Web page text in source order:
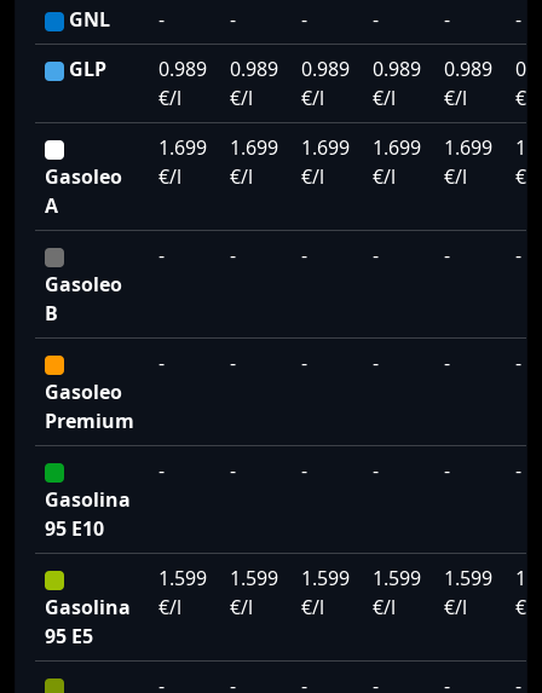
GNL
- - - - -
-
GLP
0.989
€/l
0.989
€/l
0.989
€/l
0.989
€/l
0.989
€/l
€/l
Gasoleo
A
1.699
€/l
1.699
€/l
1.699
€/l
1.699
€/l
1.699
€/l
€/l
Gasoleo
B
- - - - - -
Gasoleo
Premium
- - - - - -
Gasolina
95 E10
- - - - - -
Gasolina
95 E5
1.599
€/l
1.599
€/l
1.599
€/l
1.599
€/l
1.599
€/l
€/l
- - - - - -